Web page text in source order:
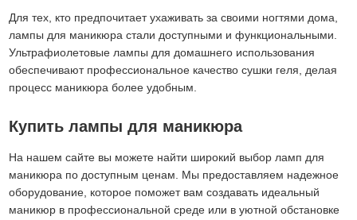
Для тех, кто предпочитает ухаживать за своими ногтями дома,
лампы для маникюра стали доступными и функциональными.
Ультрафиолетовые лампы для домашнего использования
обеспечивают профессиональное качество сушки геля, делая
процесс маникюра более удобным.
Купить лампы для маникюра
На нашем сайте вы можете найти широкий выбор ламп для
маникюра по доступным ценам. Мы предоставляем надежное
оборудование, которое поможет вам создавать идеальный
маникюр в профессиональной среде или в уютной обстановке